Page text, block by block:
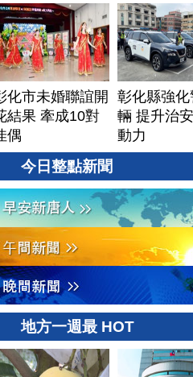
化市未婚聯誼開
結果 牽成10對
偶
彰化縣強
輛 提升治
動力
今日整點新聞
地方一週最 HOT